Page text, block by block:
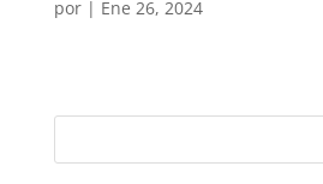
por | Ene 26, 2024